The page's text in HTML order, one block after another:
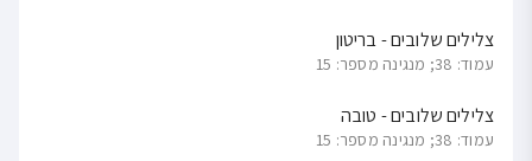
צלילים שלובים - בריטון
עמוד: 38; מנגינה מספר: 15
צלילים שלובים - טובה
עמוד: 38; מנגינה מספר: 15